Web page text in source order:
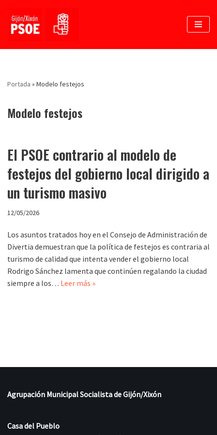
Saltar
contenido
Portada » Modelo festejos
Modelo festejos
El PSOE contrario al modelo de
festejos del gobierno local dirigido a
un turismo masivo
12/05/2026
Los asuntos tratados hoy en el Consejo de Administración de
Divertia demuestran que la política de festejos es contraria al
turismo de calidad que intenta vender el gobierno local
Rodrigo Sánchez lamenta que continúen regalando la ciudad
siempre a los… Leer más »
Agrupación Municipal Socialista de Gijón/Xixón
Casa del Pueblo